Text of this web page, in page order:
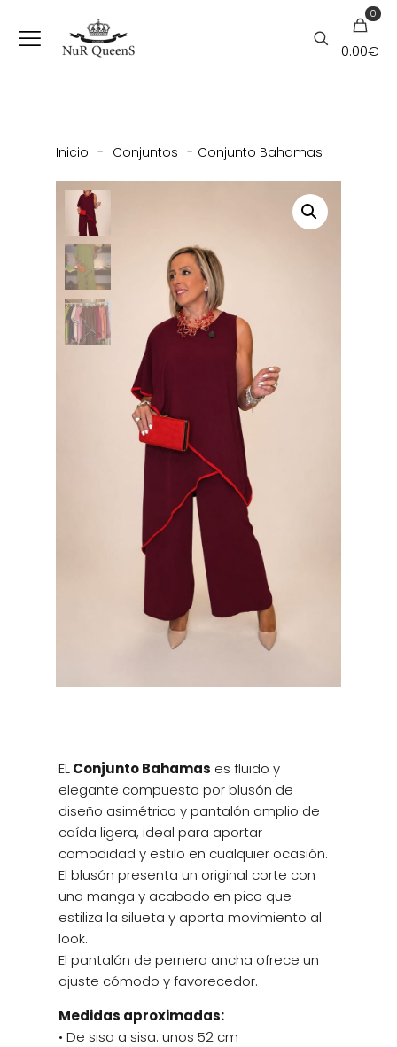
0
0.00€
Inicio - Conjuntos - Conjunto Bahamas
ELConjunto Bahamas es fluido y
elegante compuesto por blusón de
diseño asimétrico y pantalón amplio de
caída ligera, ideal para aportar
comodidad y estilo en cualquier ocasión.
El blusón presenta un original corte con
una manga y acabado en pico que
estiliza la silueta y aporta movimiento al
look.
El pantalón de pernera ancha ofrece un
ajuste cómodo y favorecedor.
Medidas aproximadas:
• De sisa a sisa: unos 52 cm